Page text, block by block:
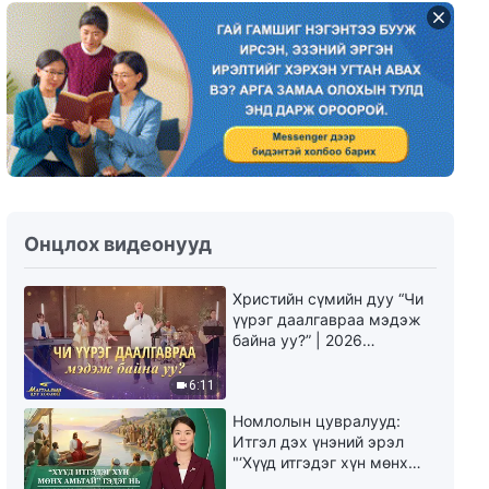
18:40
Өдөр тутмын Бурханы үг:
Бурханыг мэдэх нь | Эшлэл
167
Өдөр тутмын Бурханы үг:
Бурханыг мэдэх нь | Эшлэл
168
10:45
Өдөр тутмын Бурханы үг:
169
9:18
Өдөр тутмын Бурханы үг:
Бурханыг мэдэх нь | Эшлэл
170
Өдөр тутмын Бурханы үг:
Онцлох видеонууд
6:11
Христийн сүмийн дуу “Чи
үүрэг даалгавраа мэдэж
байна уу?” | 2026
Номлолын цувралууд:
Итгэл дэх үнэний эрэл
"‘Хүүд итгэдэг хүн мөнх